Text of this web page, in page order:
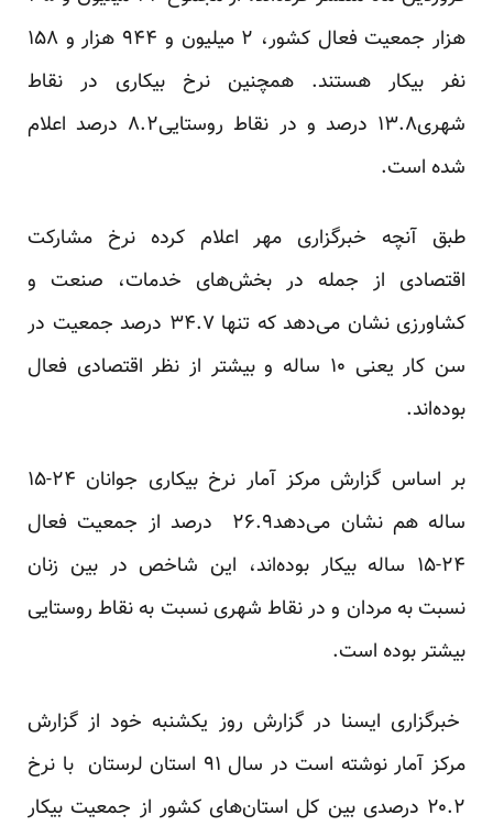
هزار جمعیت فعال کشور، ۲ میلیون و ۹۴۴ هزار و ۱۵۸
نفر بیکار هستند. همچنین نرخ بیکاری در نقاط
شهری۱۳.۸ درصد و در نقاط روستایی۸.۲ درصد اعلام
شده است.
طبق آنچه خبرگزاری مهر اعلام کرده نرخ مشارکت
اقتصادی از جمله در بخش‌های خدمات، صنعت و
کشاورزی نشان می‌دهد که تنها ۳۴.۷ درصد جمعیت در
سن کار یعنی ۱۰ ساله و بیشتر از نظر اقتصادی فعال
بوده‌اند.
بر اساس گزارش مرکز آمار نرخ بیکاری جوانان ۲۴-۱۵
ساله هم نشان می‌دهد۲۶.۹ درصد از جمعیت فعال
۲۴-۱۵ ساله بیکار بوده‌اند، این شاخص در بین زنان
نسبت به مردان و در نقاط شهری نسبت به نقاط روستایی
بیشتر بوده است.
خبرگزاری ایسنا در گزارش روز یکشنبه خود از گزارش
مرکز آمار نوشته است در سال ۹۱ استان لرستان با نرخ
۲۰.۲ درصدی بین کل استان‌های کشور از جمعیت بیکار